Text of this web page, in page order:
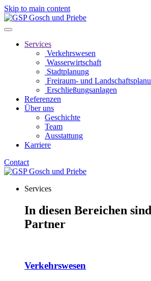
Skip to main content
Services
Verkehrswesen
Wasserwirtschaft
Stadtplanung
Freiraum- und
Erschließungsanlagen
Referenzen
Über uns
Geschichte
Team
Ausstattung
Karriere
Contact
Services
In diesen Bereichen
Partner
Verkehrswesen